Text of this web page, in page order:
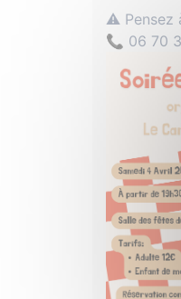
⚠️ Pensez
📞 06 70